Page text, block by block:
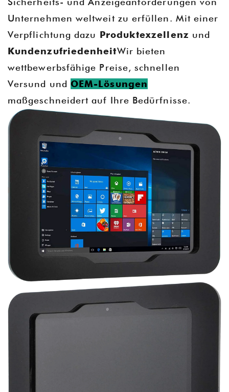
Unternehmen weltweit zu erfüllen. Mit einer
Verpflichtung dazu Produktexzellenz und
KundenzufriedenheitWir bieten
wettbewerbsfähige Preise, schnellen
Versund und OEM-Lösungen
maßgeschneidert auf Ihre Bedürfnisse.